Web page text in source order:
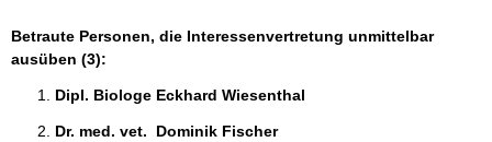
Betraute Personen, die Interessenvertretung unmittelbar
ausüben (3):
Dipl. Biologe Eckhard Wiesenthal
Dr. med. vet.  Dominik Fischer